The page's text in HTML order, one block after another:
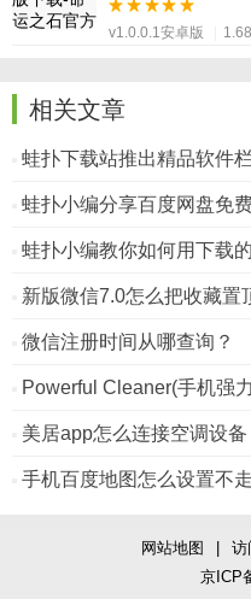
v1.0.0.1安卓版
相关文章
蛙扑下载站推出精品软件
蛙扑小编分享百度网盘免
蛙扑小编教你如何用下载
新版微信7.0怎么把收藏置
微信注册时间从哪查询？
Powerful Cleaner(手机强
美居app怎么连接空调设备
手机百度地图怎么设置不
网站地图 访
京ICP